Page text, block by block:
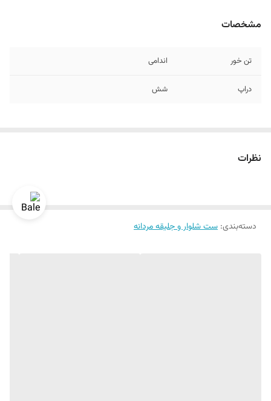
مشخصات
تن خور اندامی
دراپ شش
نظرات
دسته‌بندی: ست شلوار و جلیقه مردانه